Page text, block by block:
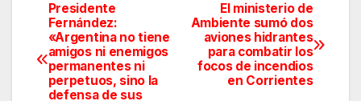
Navegación
de
entradas
El ministerio de
Ambiente sumó dos
aviones hidrantes
para combatir los
focos de incendios
en Corrientes
Presidente
Fernández:
«Argentina no tiene
amigos ni enemigos
permanentes ni
perpetuos, sino la
defensa de sus